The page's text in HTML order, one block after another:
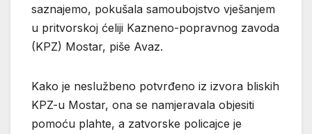
saznajemo, pokušala samoubojstvo vješanjem
u pritvorskoj ćeliji Kazneno-popravnog zavoda
(KPZ) Mostar, piše Avaz.
Kako je neslužbeno potvrđeno iz izvora bliskih
KPZ-u Mostar, ona se namjeravala objesiti
pomoću plahte, a zatvorske policajce je